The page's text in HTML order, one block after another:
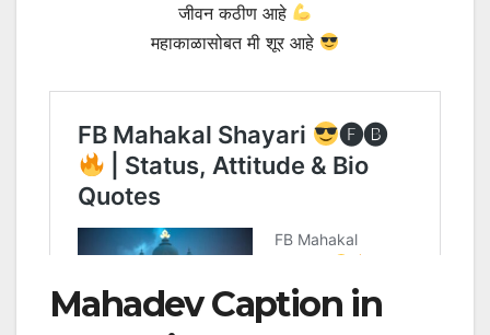
जीवन कठीण आहे
महाकाळासोबत मी शूर आहे
Mahadev Caption in